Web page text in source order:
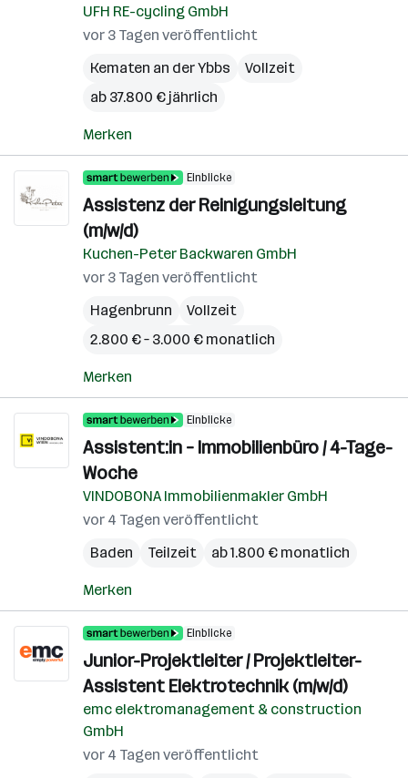
UFH RE-cycling GmbH
vor 3 Tagen veröffentlicht
Kematen an der Ybbs
Vollzeit
ab 37.800 € jährlich
Merken
Einblicke
Assistenz der Reinigungsleitung
(m/w/d)
Kuchen-Peter Backwaren GmbH
vor 3 Tagen veröffentlicht
Hagenbrunn
Vollzeit
2.800 € – 3.000 € monatlich
Merken
Einblicke
Assistent:in – Immobilienbüro / 4-Tage-
Woche
VINDOBONA Immobilienmakler GmbH
vor 4 Tagen veröffentlicht
Baden
Teilzeit ab 1.800 € monatlich
Merken
Einblicke
Junior-Projektleiter / Projektleiter-
Assistent Elektrotechnik (m/w/d)
emc elektromanagement & construction
GmbH
vor 4 Tagen veröffentlicht